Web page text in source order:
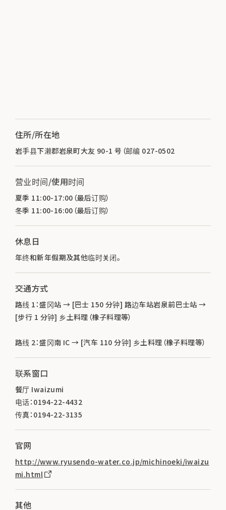
住所/所在地
岩手县下濑郡岩泉町大友 90-1 号（邮编 027-0502
营业时间/使用时间
夏季 11:00-17:00（最后订购）
冬季 11:00-16:00（最后订购）
休息日
年终和新年假期及其他临时关闭。
交通方式
路线 1：盛冈站 → [巴士 150 分钟] 路边车站岩泉前巴士站 →
[步行 1 分钟] 乡土料理（橡子料理等）
路线 2：盛冈南 IC → [汽车 110 分钟] 乡土料理（橡子料理等）
联系窗口
餐厅 Iwaizumi
电话：0194-22-4432
传真：0194-22-3135
官网
http://www.ryusendo-water.co.jp/michinoeki/iwaizu
mi.html
其他